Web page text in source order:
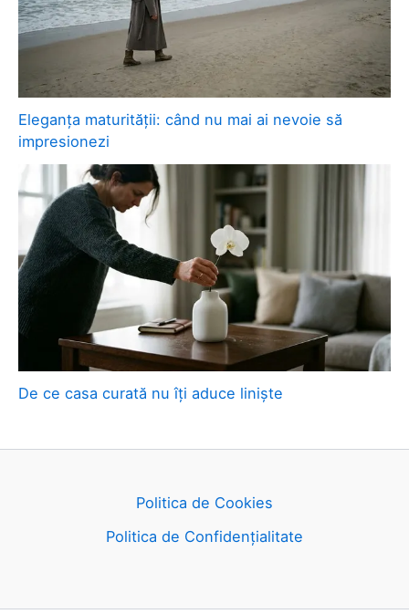
Eleganța maturității: când nu mai ai nevoie să
impresionezi
De ce casa curată nu îți aduce liniște
Politica de Cookies
Politica de Confidențialitate